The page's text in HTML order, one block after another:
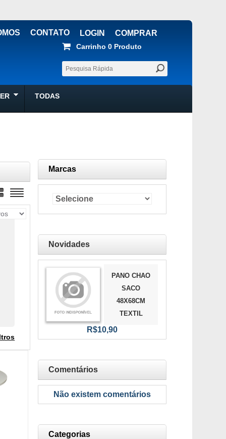
CONTATO COMPRAR
LOGIN
Carrinho 0 Produto
TODAS
Marcas
Novidades
PANO CHAO
SACO
48X68CM
TEXTIL
R$10,90
Comentários
Não existem comentários
Categorias